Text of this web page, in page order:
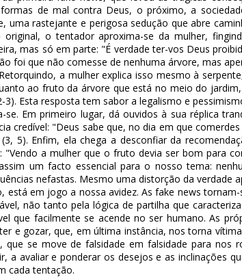
de mal contra Deus, o próximo, a
uma rastejante e perigosa sedução que abre
original, o tentador aproxima-se da mulher,
mas só em parte: "É verdade ter-vos Deus
foi que não comesse de nenhuma árvore, mas
a mulher explica isso mesmo à
ao fruto da árvore que está no meio do
3). Esta resposta tem sabor a legalismo e
se. Em primeiro lugar, dá ouvidos à sua réplica
credível: "Deus sabe que, no dia em que
5). Enfim, ela chega a desconfiar da
"Vendo a mulher que o fruto devia ser bom para
um facto essencial para o nosso tema:
nefastas. Mesmo uma distorção da verdade
está em jogo a nossa avidez. Asfake news tornam-
não tanto pela lógica de partilha que
que facilmente se acende no ser humano. As
e gozar, que, em última instância, nos torna
que se move de falsidade em falsidade para nos
a avaliar e ponderar os desejos e as inclinações
cada tentação.